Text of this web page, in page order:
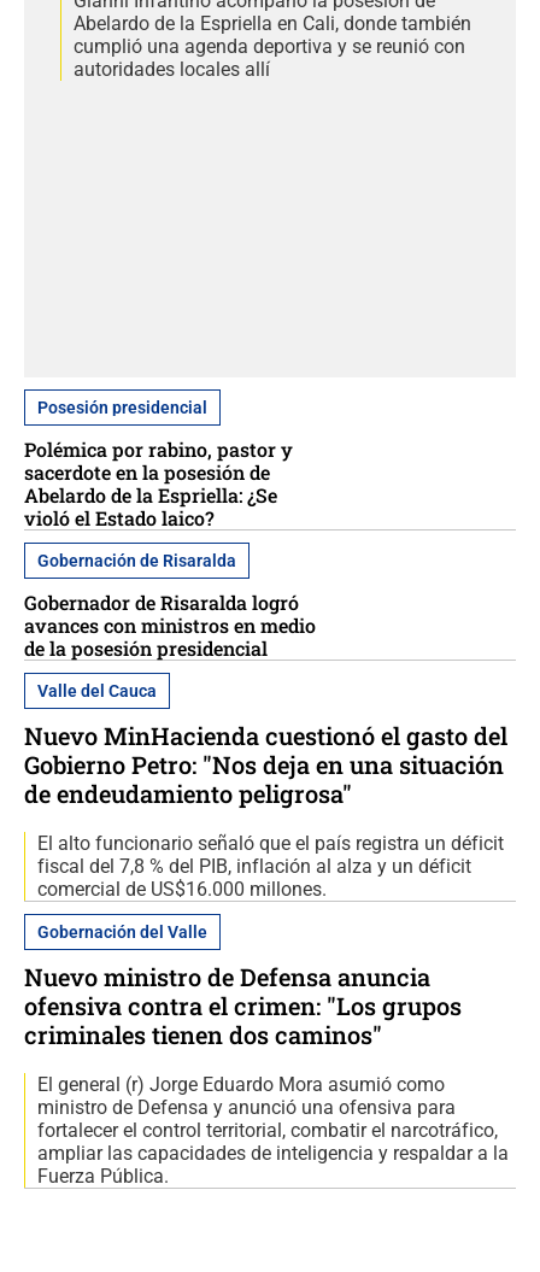
Abelardo de la Espriella en Cali, donde también
cumplió una agenda deportiva y se reunió con
autoridades locales allí
Posesión presidencial
Polémica por rabino, pastor y
sacerdote en la posesión de
Abelardo de la Espriella: ¿Se
violó el Estado laico?
Gobernación de Risaralda
Gobernador de Risaralda logró
avances con ministros en medio
de la posesión presidencial
Valle del Cauca
Nuevo MinHacienda cuestionó el gasto del
Gobierno Petro: "Nos deja en una situación
de endeudamiento peligrosa"
El alto funcionario señaló que el país registra un déficit
fiscal del 7,8 % del PIB, inflación al alza y un déficit
comercial de US$16.000 millones.
Gobernación del Valle
Nuevo ministro de Defensa anuncia
ofensiva contra el crimen: "Los grupos
criminales tienen dos caminos"
El general (r) Jorge Eduardo Mora asumió como
ministro de Defensa y anunció una ofensiva para
fortalecer el control territorial, combatir el narcotráfico,
ampliar las capacidades de inteligencia y respaldar a la
Fuerza Pública.